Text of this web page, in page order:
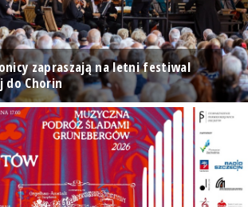
zapraszają na letni festiwal
do Chorin